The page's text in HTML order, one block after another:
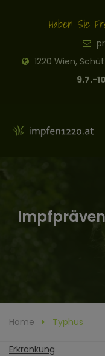
Haben Sie
1220 Wien,
9.7.-
Home Typhus
Erkrankung